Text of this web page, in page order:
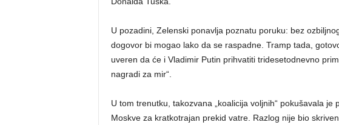
U pozadini, Zelenski ponavlja poznatu poruku: bez
dogovor bi mogao lako da se raspadne. Tramp tada,
uveren da će i Vladimir Putin prihvatiti tridesetodnevno
nagradi za mir“.
U tom trenutku, takozvana „koalicija voljnih“ pokušavala
Moskve za kratkotrajan prekid vatre. Razlog nije bio